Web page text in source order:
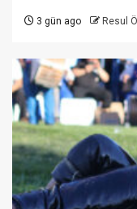
3 gün ago Resul